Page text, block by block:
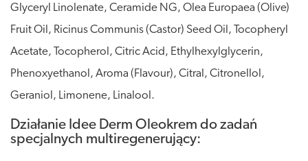
Glyceryl Linolenate, Ceramide NG, Olea Europaea (Olive)
Fruit Oil, Ricinus Communis (Castor) Seed Oil, Tocopheryl
Acetate, Tocopherol, Citric Acid, Ethylhexylglycerin,
Phenoxyethanol, Aroma (Flavour), Citral, Citronellol,
Geraniol, Limonene, Linalool.
Działanie Idee Derm Oleokrem do zadań
specjalnych multiregenerujący: